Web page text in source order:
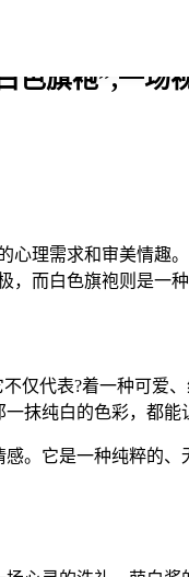
色旗袍”,一场
心理需求和审美情
而白色旗袍则是一
仅代表?着一种可
抹纯白的色彩，都能
。它是一种纯粹的